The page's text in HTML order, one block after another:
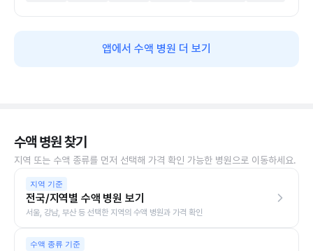
앱에서 수액 병원 더 보기
수액 병원 찾기
지역 또는 수액 종류를 먼저 선택해 가격 확인 가능한 병원으로 이동하세요.
지역 기준
전국/지역별 수액 병원 보기
서울, 강남, 부산 등 선택한 지역의 수액 병원과 가격 확인
수액 종류 기준